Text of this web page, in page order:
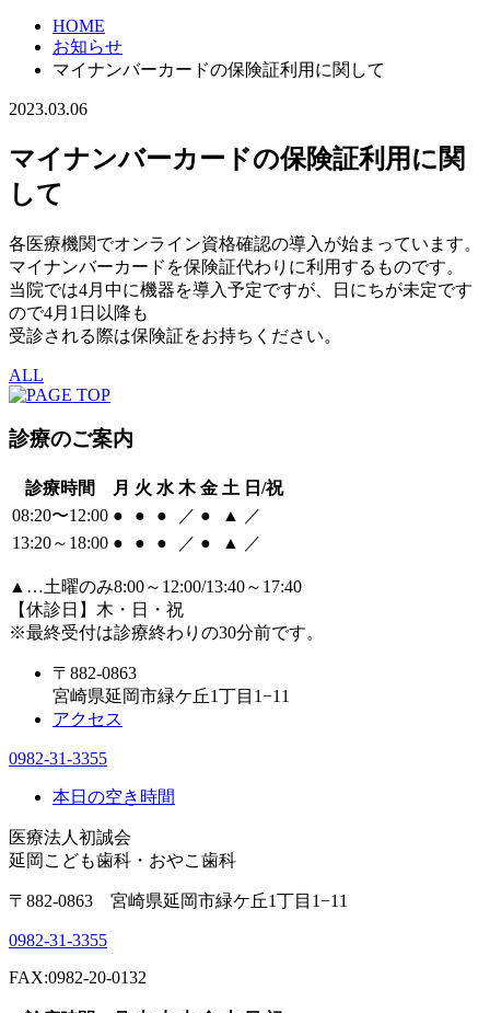
HOME
お知らせ
マイナンバーカードの保険証利用に関して
2023.03.06
マイナンバーカードの保険証利用に関
して
各医療機関でオンライン資格確認の導入が始まっています。
マイナンバーカードを保険証代わりに利用するものです。
当院では4月中に機器を導入予定ですが、日にちが未定です
ので4月1日以降も
受診される際は保険証をお持ちください。
ALL
診療のご案内
診療時間 月 火 水 木 金 土 日/祝
08:20〜12:00 ● ● ● ／ ● ▲
／
13:20～18:00 ● ● ● ／ ● ▲ ／
▲ …土曜のみ8:00～12:00/13:40～17:40
【休診日】木・日・祝
※最終受付は診療終わりの30分前です。
〒882-0863
宮崎県延岡市緑ケ丘1丁目1−11
アクセス
0982-31-3355
本日の空き時間
医療法人初誠会
延岡こども歯科・おやこ歯科
〒882-0863 宮崎県延岡市緑ケ丘1丁目1−11
0982-31-3355
FAX:0982-20-0132